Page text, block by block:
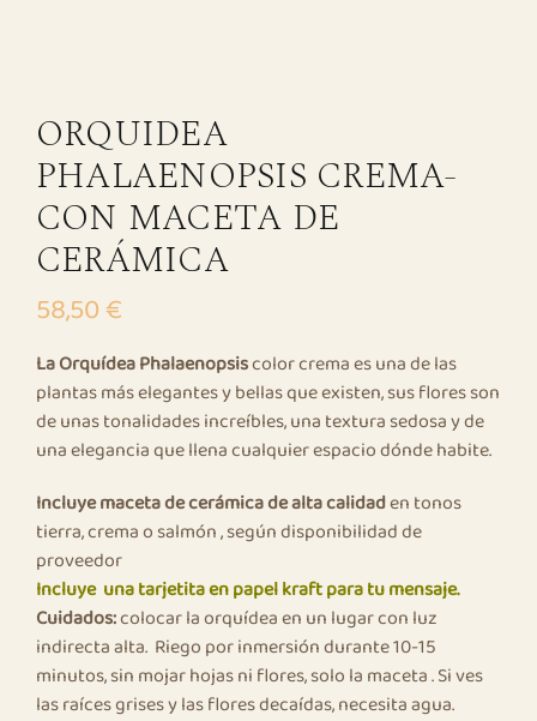
ORQUIDEA
PHALAENOPSIS CREMA-
CON MACETA DE
CERÁMICA
58,50€
La Orquídea Phalaenopsiscolor crema es una de las
plantas más elegantes y bellas que existen, sus flores son
de unas tonalidades increíbles, una textura sedosa y de
una elegancia que llena cualquier espacio dónde habite.
Incluye maceta de cerámica de alta calidaden tonos
tierra, crema o salmón , según disponibilidad de
proveedor
Incluye una tarjetita en papel kraft para tu mensaje.
Cuidados:colocar la orquídea en un lugar con luz
indirecta alta. Riego por inmersión durante 10-15
minutos, sin mojar hojas ni flores, solo la maceta . Si ves
las raíces grises y las flores decaídas, necesita agua.